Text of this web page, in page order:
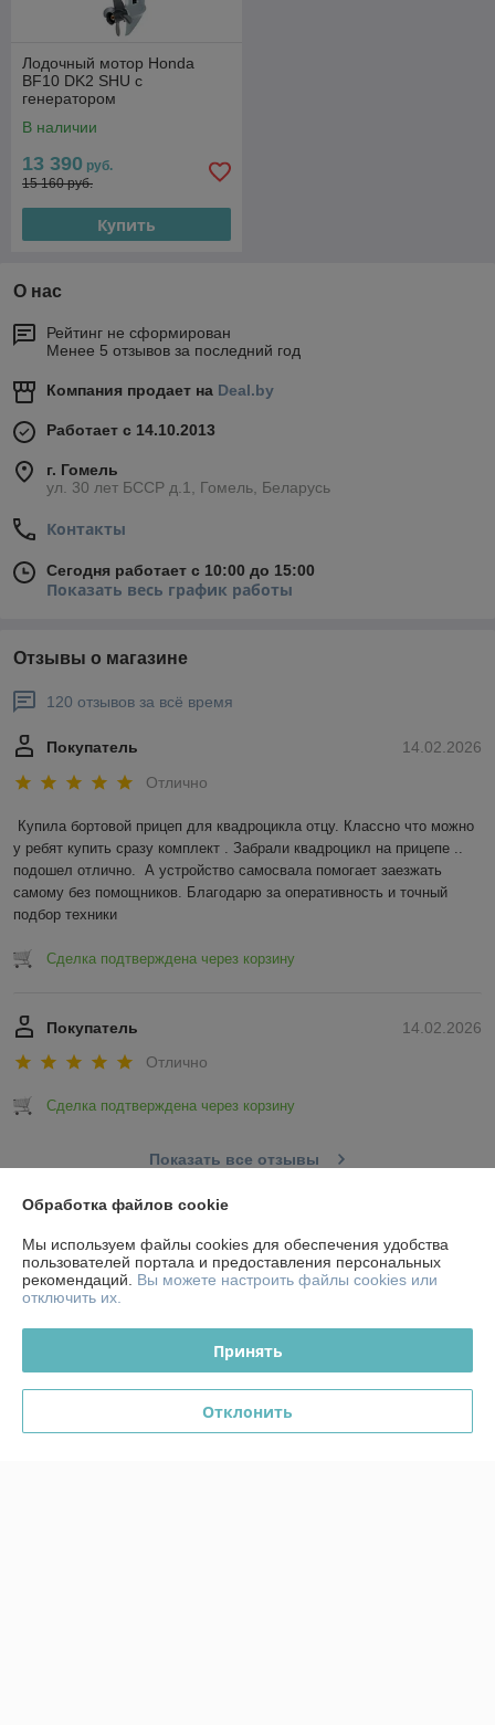
Лодочный мотор Honda
BF10 DK2 SHU с
генератором
В наличии
13 390 руб.
15 160 руб.
Купить
О нас
Рейтинг не сформирован
Менее 5 отзывов за последний год
Компания продает на Deal.by
Работает с 14.10.2013
г. Гомель
ул. 30 лет БССР д.1, Гомель, Беларусь
Контакты
Сегодня работает с 10:00 до 15:00
Показать весь график работы
Отзывы о магазине
120 отзывов за всё время
14.02.2026
Покупатель
Отлично
Купила бортовой прицеп для квадроцикла отцу. Классно что можно
у ребят купить сразу комплект . Забрали квадроцикл на прицепе ..
подошел отлично.  А устройство самосвала помогает заезжать
самому без помощников. Благодарю за оперативность и точный
подбор техники
Сделка подтверждена через корзину
14.02.2026
Покупатель
Отлично
Сделка подтверждена через корзину
Показать все отзывы
Контакты
График работы
Обработка файлов cookie
Мы используем файлы cookies для обеспечения удобства
пользователей портала и предоставления персональных
рекомендаций. Вы можете настроить файлы cookies или
отключить их.
Принять
Отклонить